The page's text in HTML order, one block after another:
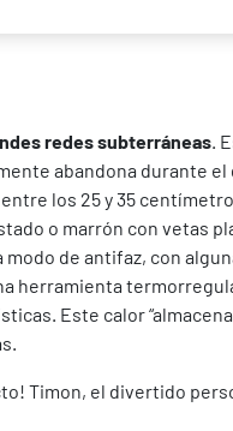
redes subterráneas.
abandona durante el
los 25 y 35
o marrón con vetas
de antifaz, con
herramienta
Este calor
Timon, el divertido